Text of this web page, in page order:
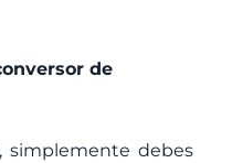
de
simplemente debes